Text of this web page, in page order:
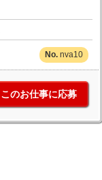
nva10
このお仕事に応募